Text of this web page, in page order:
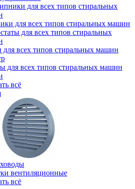
для всех типов стиральных
для всех типов стиральных машин
для всех типов стиральных
всех типов стиральных машин
для всех типов стиральных машин
всё
вентиляционные
всё